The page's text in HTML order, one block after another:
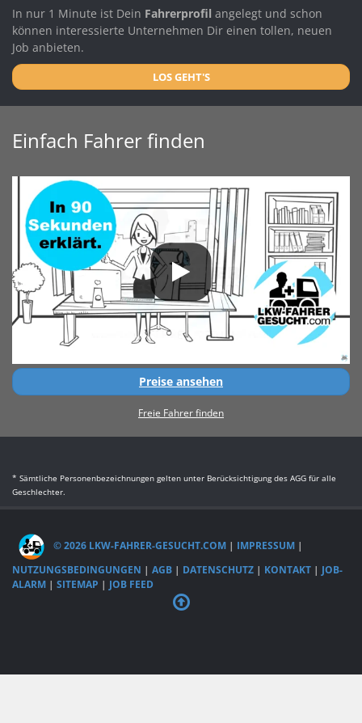
In nur 1 Minute ist Dein Fahrerprofil angelegt und schon
können interessierte Unternehmen Dir einen tollen, neuen
Job anbieten.
LOS GEHT'S
Einfach Fahrer finden
Preise ansehen
Freie Fahrer finden
* Sämtliche Personenbezeichnungen gelten unter Berücksichtigung des AGG für alle
Geschlechter.
© 2026 LKW-FAHRER-GESUCHT.COM | IMPRESSUM |
NUTZUNGSBEDINGUNGEN | AGB | DATENSCHUTZ | KONTAKT | JOB-
ALARM | SITEMAP | JOB FEED